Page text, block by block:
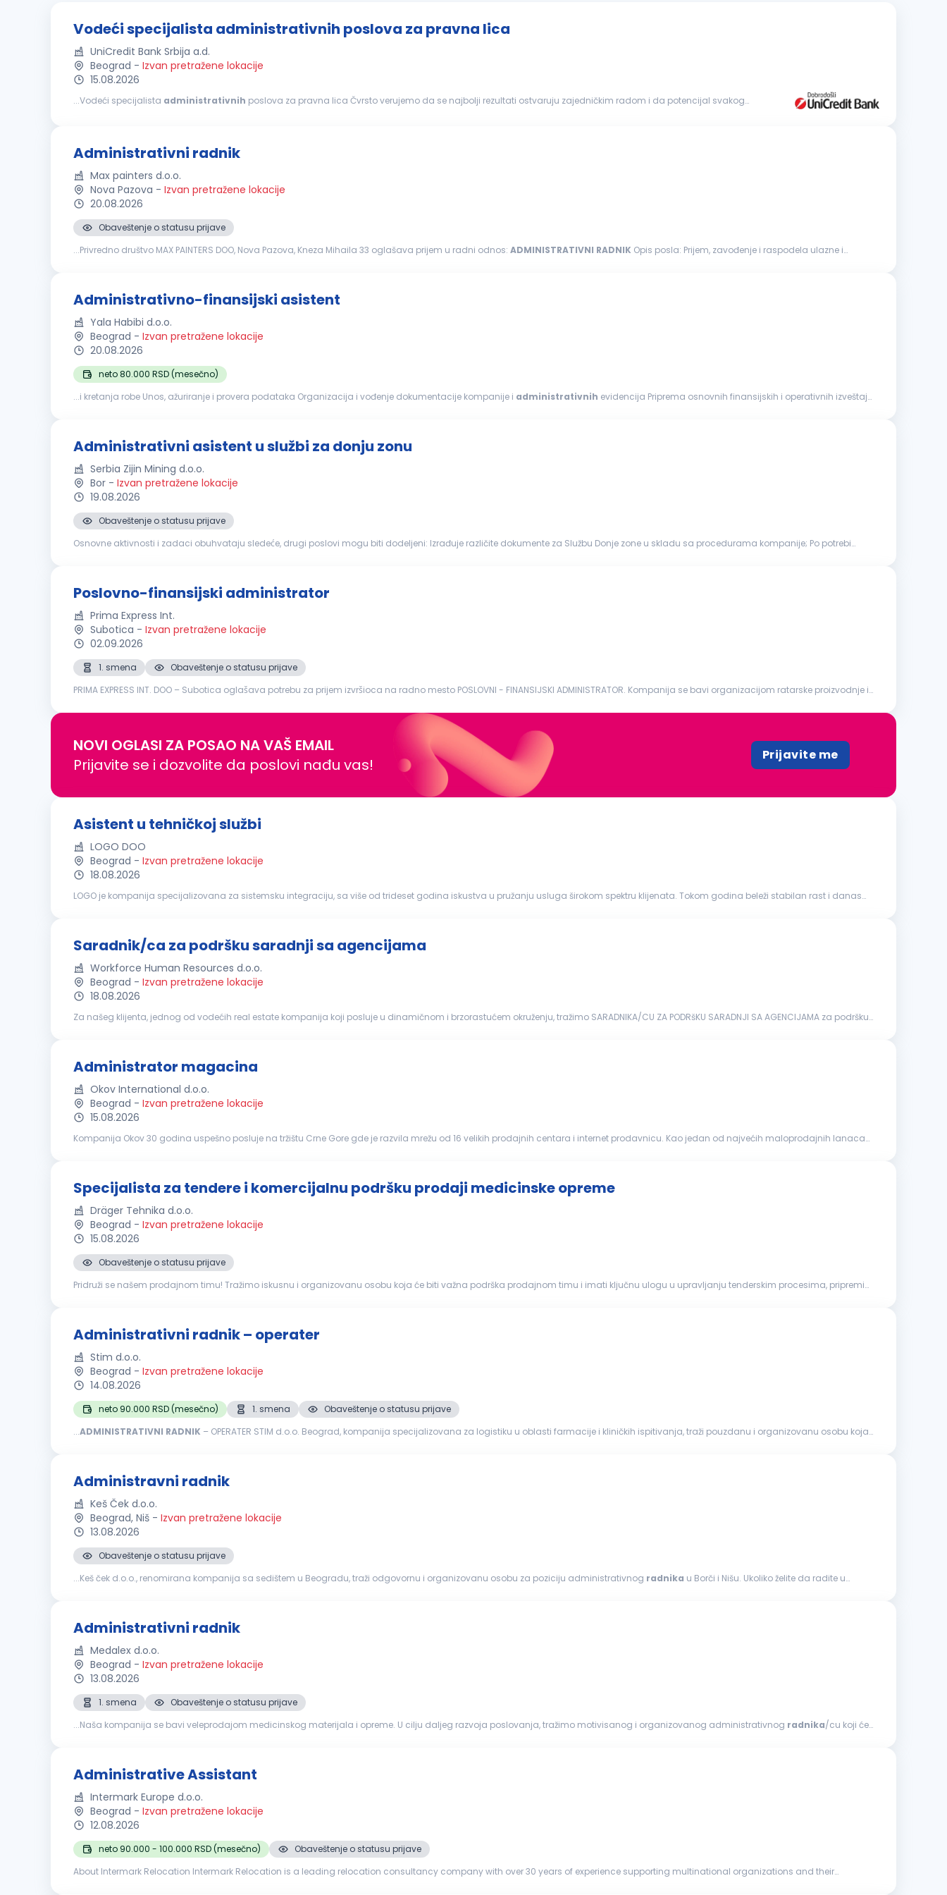
Vodeći specijalista administrativnih poslova za pravna lica
UniCredit Bank Srbija a.d.
Beograd - Izvan pretražene lokacije
15.08.2026
...Vodeći specijalista administrativnih poslova za pravna lica Čvrsto verujemo da se najbolji rezultati ostvaruju zajedničkim radom i da potencijal svakog
Administrativni radnik
Max painters d.o.o.
Nova Pazova - Izvan pretražene lokacije
20.08.2026
Obaveštenje o statusu prijave
...Privredno društvo MAX PAINTERS DOO, Nova Pazova, Kneza Mihaila 33 oglašava prijem u radni odnos: ADMINISTRATIVNI RADNIK Opis posla: Prijem, zavođenje i raspodela ulazne i
Administrativno-finansijski asistent
Yala Habibi d.o.o.
Beograd - Izvan pretražene lokacije
20.08.2026
neto 80.000 RSD (mesečno)
...i kretanja robe Unos, ažuriranje i provera podataka Organizacija i vođenje dokumentacije kompanije i administrativnih evidencija Priprema osnovnih finansijskih i operativnih izveštaja
Administrativni asistent u službi za donju zonu
Serbia Zijin Mining d.o.o.
Bor - Izvan pretražene lokacije
19.08.2026
Obaveštenje o statusu prijave
Osnovne aktivnosti i zadaci obuhvataju sledeće, drugi poslovi mogu biti dodeljeni: Izrađuje različite dokumente za Službu Donje zone u skladu sa procedurama kompanije; Po potrebi
Poslovno-finansijski administrator
Prima Express Int.
Subotica - Izvan pretražene lokacije
02.09.2026
1. smena
Obaveštenje o statusu prijave
PRIMA EXPRESS INT. DOO – Subotica oglašava potrebu za prijem izvršioca na radno mesto POSLOVNI - FINANSIJSKI ADMINISTRATOR. Kompanija se bavi organizacijom ratarske proizvodnje i
NOVI OGLASI ZA POSAO NA VAŠ EMAIL
Prijavite se i dozvolite da poslovi nađu vas!
Prijavite me
Asistent u tehničkoj službi
LOGO DOO
Beograd - Izvan pretražene lokacije
18.08.2026
LOGO je kompanija specijalizovana za sistemsku integraciju, sa više od trideset godina iskustva u pružanju usluga širokom spektru klijenata. Tokom godina beleži stabilan rast i danas
Saradnik/ca za podršku saradnji sa agencijama
Workforce Human Resources d.o.o.
Beograd - Izvan pretražene lokacije
18.08.2026
Za našeg klijenta, jednog od vodećih real estate kompanija koji posluje u dinamičnom i brzorastućem okruženju, tražimo SARADNIKA/CU ZA PODRšKU SARADNJI SA AGENCIJAMA za podršku
Administrator magacina
Okov International d.o.o.
Beograd - Izvan pretražene lokacije
15.08.2026
Kompanija Okov 30 godina uspešno posluje na tržištu Crne Gore gde je razvila mrežu od 16 velikih prodajnih centara i internet prodavnicu. Kao jedan od najvećih maloprodajnih lanaca
Specijalista za tendere i komercijalnu podršku prodaji medicinske opreme
Dräger Tehnika d.o.o.
Beograd - Izvan pretražene lokacije
15.08.2026
Obaveštenje o statusu prijave
Pridruži se našem prodajnom timu! Tražimo iskusnu i organizovanu osobu koja će biti važna podrška prodajnom timu i imati ključnu ulogu u upravljanju tenderskim procesima, pripremi
Administrativni radnik – operater
Stim d.o.o.
Beograd - Izvan pretražene lokacije
14.08.2026
neto 90.000 RSD (mesečno) 1. smena
Obaveštenje o statusu prijave
...ADMINISTRATIVNI RADNIK – OPERATER STIM d.o.o. Beograd, kompanija specijalizovana za logistiku u oblasti farmacije i kliničkih ispitivanja, traži pouzdanu i organizovanu osobu koja
Administravni radnik
Keš Ček d.o.o.
Beograd, Niš - Izvan pretražene lokacije
13.08.2026
Obaveštenje o statusu prijave
...Keš ček d.o.o., renomirana kompanija sa sedištem u Beogradu, traži odgovornu i organizovanu osobu za poziciju administrativnog radnika u Borči i Nišu. Ukoliko želite da radite u
Administrativni radnik
Medalex d.o.o.
Beograd - Izvan pretražene lokacije
13.08.2026
1. smena
Obaveštenje o statusu prijave
...Naša kompanija se bavi veleprodajom medicinskog materijala i opreme. U cilju daljeg razvoja poslovanja, tražimo motivisanog i organizovanog administrativnog radnika/cu koji će
Administrative Assistant
Intermark Europe d.o.o.
Beograd - Izvan pretražene lokacije
12.08.2026
neto 90.000 - 100.000 RSD (mesečno)
Obaveštenje o statusu prijave
About Intermark Relocation Intermark Relocation is a leading relocation consultancy company with over 30 years of experience supporting multinational organizations and their